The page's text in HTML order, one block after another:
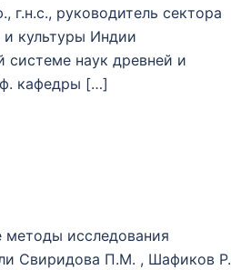
руководитель сектора
культуры Индии
наук древней и
кафедры […]
методы исследования
Свиридова П.М. , Шафиков